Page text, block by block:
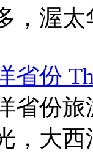
，渥太
省份
省份
，大